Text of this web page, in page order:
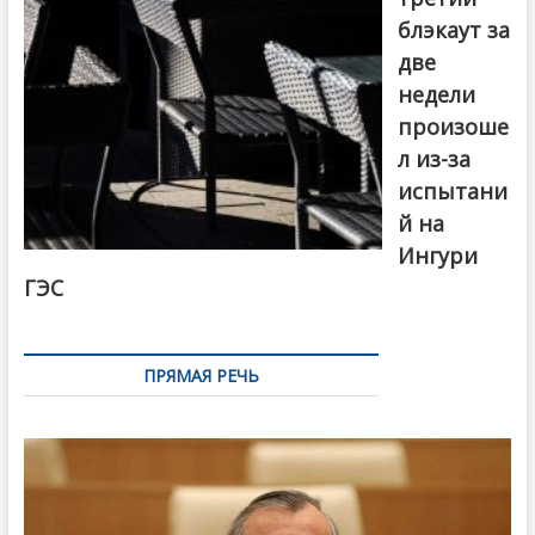
блэкаут за
две
недели
произоше
л из-за
испытани
й на
Ингури
ГЭС
ПРЯМАЯ РЕЧЬ